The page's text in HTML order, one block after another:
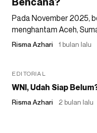
Pada November 2025,
menghantam Aceh,
Risma Azhari 1 bulan lalu
EDITORIAL
WNI, Udah Siap
Risma Azhari 2 bulan lalu